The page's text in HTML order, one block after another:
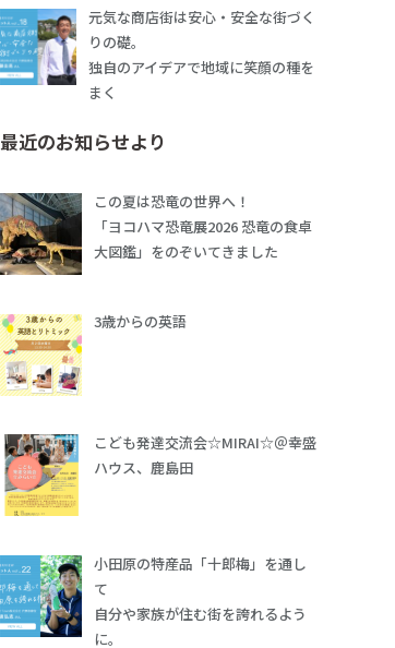
元気な商店街は安心・安全な街づく
りの礎。
独自のアイデアで地域に笑顔の種を
まく
最近のお知らせより
この夏は恐竜の世界へ！
「ヨコハマ恐竜展2026 恐竜の食卓
大図鑑」をのぞいてきました
3歳からの英語
こども発達交流会☆MIRAI☆＠幸盛
ハウス、鹿島田
小田原の特産品「十郎梅」を通し
て
自分や家族が住む街を誇れるよう
に。